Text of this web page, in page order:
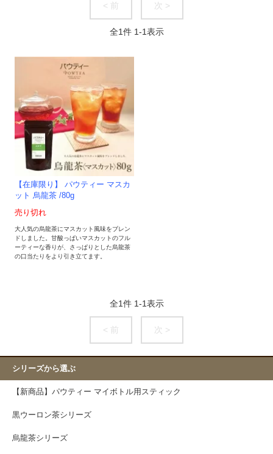
< 前 次 >
全1件 1-1表示
【在庫限り】 パウティー マスカ
ット 烏龍茶 /80g
売り切れ
大人気の烏龍茶にマスカット風味をブレン
ドしました。甘酸っぱいマスカットのフル
ーティーな香りが、さっぱりとした烏龍茶
の口当たりをより引き立てます。
全1件 1-1表示
< 前 次 >
シリーズから選ぶ
【新商品】パウティー マイボトル用スティック
黒ウーロン茶シリーズ
烏龍茶シリーズ